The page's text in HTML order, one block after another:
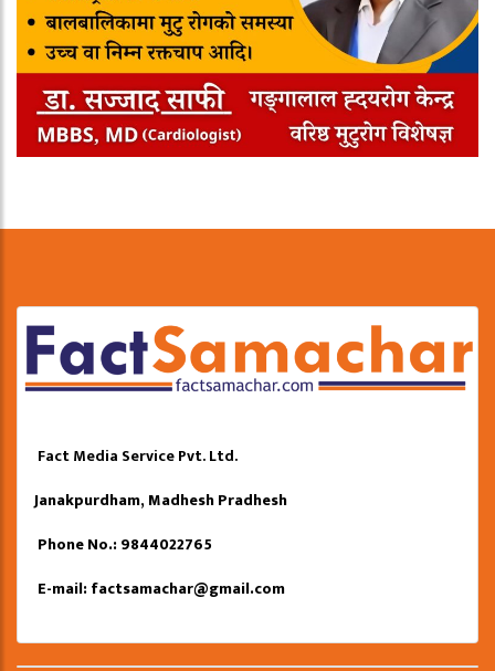
Fact Media Service Pvt. Ltd.
Janakpurdham, Madhesh Pradhesh
Phone No.: 9844022765
E-mail: factsamachar@gmail.com